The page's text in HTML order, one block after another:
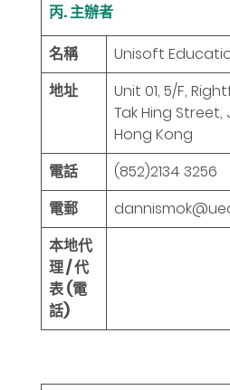
丙. 主辦者
名稱
Unisoft
地址
Unit 01, 5/F,
Tak Hing
Hong Kong
電話
(852)2134 3256
電郵
本地代
理 / 代
表 (電
話)